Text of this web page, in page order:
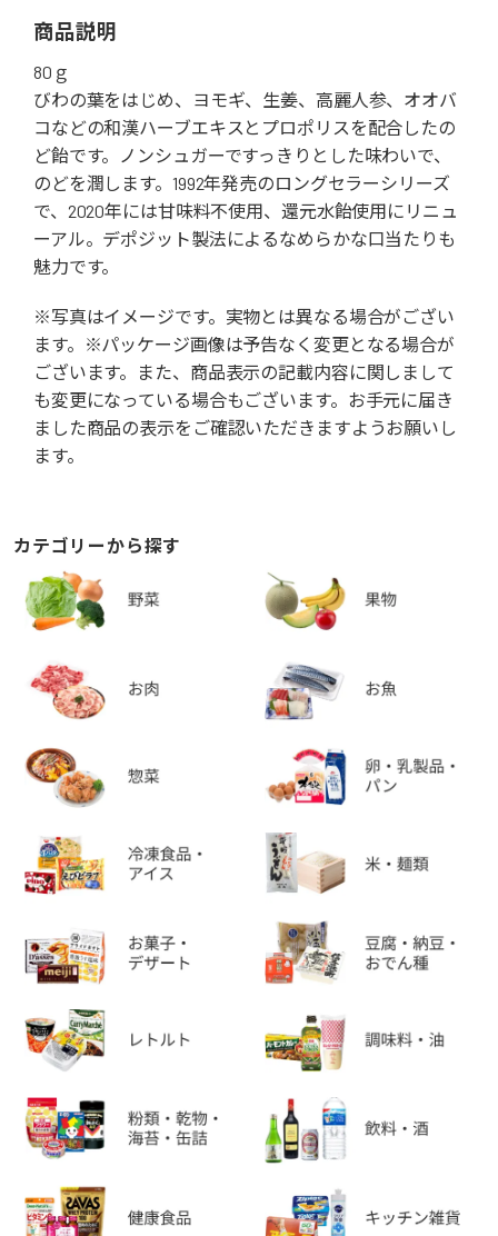
商品説明
80ｇ
びわの葉をはじめ、ヨモギ、生姜、高麗人参、オオバ
コなどの和漢ハーブエキスとプロポリスを配合したの
ど飴です。ノンシュガーですっきりとした味わいで、
のどを潤します。1992年発売のロングセラーシリーズ
で、2020年には甘味料不使用、還元水飴使用にリニュ
ーアル。デポジット製法によるなめらかな口当たりも
魅力です。
※写真はイメージです。実物とは異なる場合がござい
ます。※パッケージ画像は予告なく変更となる場合が
ございます。また、商品表示の記載内容に関しまして
も変更になっている場合もございます。お手元に届き
ました商品の表示をご確認いただきますようお願いし
ます。
カテゴリーから探す